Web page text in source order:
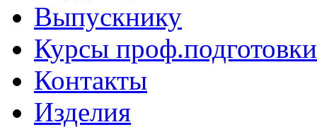
Выпускнику
Курсы проф.подготовки
Контакты
Изделия